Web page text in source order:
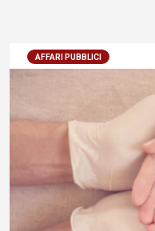
AFFARI PUBBLICI